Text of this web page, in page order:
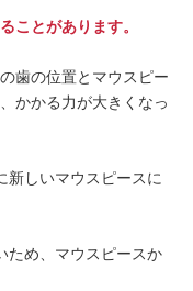
ことがあります。
歯の位置とマウスピー
かかる力が大きくなっ
新しいマウスピースに
ため、マウスピースか